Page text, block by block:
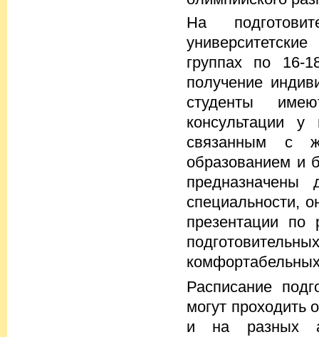
На
группах по 16-
получение
студенты
консультации
связанным с
образованием и
специальности,
презентации
Расписание
могут проходить
и на разных